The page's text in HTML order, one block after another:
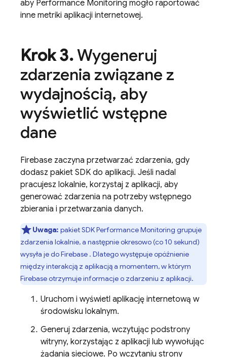
aby Performance Monitoring mogło raportować
inne metriki aplikacji internetowej.
Krok 3.Wygeneruj
zdarzenia związane z
wydajnością, aby
wyświetlić wstępne
dane
Firebase zaczyna przetwarzać zdarzenia, gdy
dodasz pakiet SDK do aplikacji. Jeśli nadal
pracujesz lokalnie, korzystaj z aplikacji, aby
generować zdarzenia na potrzeby wstępnego
zbierania i przetwarzania danych.
Uwaga: pakiet SDKPerformance Monitoring grupuje
zdarzenia lokalnie, a następnie okresowo (co 10 sekund)
wysyła je do Firebase . Dlatego występuje opóźnienie
między interakcją z aplikacją a momentem, w którym
Firebase otrzymuje informacje o zdarzeniu z aplikacji.
Uruchom i wyświetl aplikację internetową w
środowisku lokalnym.
Generuj zdarzenia, wczytując podstrony
witryny, korzystając z aplikacji lub wywołując
żądania sieciowe. Po wczytaniu strony